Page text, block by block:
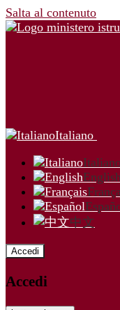
Salta al contenuto
Italiano
Italiano
中文
Accedi
Accedi